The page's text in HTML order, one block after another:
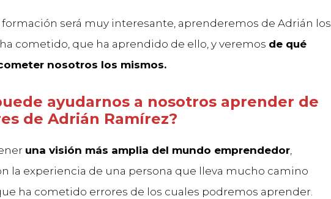
formación será muy interesante, aprenderemos de Adrián los
cometido, que ha aprendido de ello, y veremos de qué
nosotros los mismos.
ayudarnos a nosotros aprender de
de Adrián Ramírez?
una visión más amplia del mundo emprendedor,
la experiencia de una persona que lleva mucho camino
ha cometido errores de los cuales podremos aprender.